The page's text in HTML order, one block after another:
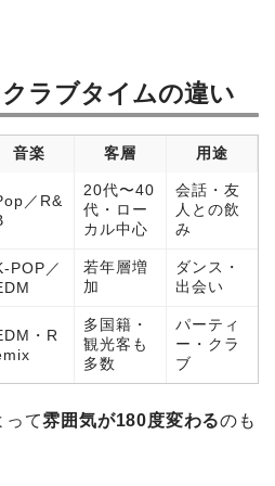
ラブタイムの違い
音楽 客層 用途
／R&
20代〜40
代・ロー
カル中心
会話・友
人との飲
み
POP／
若年層増
加
ダンス・
出会い
・R
多国籍・
観光客も
多数
パーティ
ー・クラ
ブ
って雰囲気が180度変わるのも